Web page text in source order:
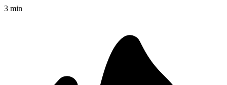
3 min